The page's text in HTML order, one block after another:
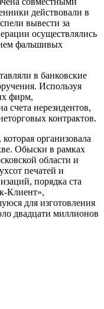
действовали в
вывести за
осуществлялись
фальшивых
в банковские
Используя
фирм,
счета нерезидентов,
контрактов.
организовала
Обыски в рамках
области и
печатей и
порядка ста
Клиент»,
для изготовления
двадцати миллионов